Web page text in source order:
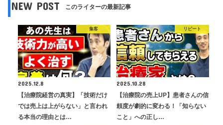
NEW POST このライターの最新記事
集客
2025.12.8
【治療院経営の真実】「技術だけ
では売上は上がらない」と言われ
る本当の理由とは…
リピート
2025.10.28
【治療院の売上UP】患者さんの信
頼度が劇的に変わる！「知らない
こと」への正し…